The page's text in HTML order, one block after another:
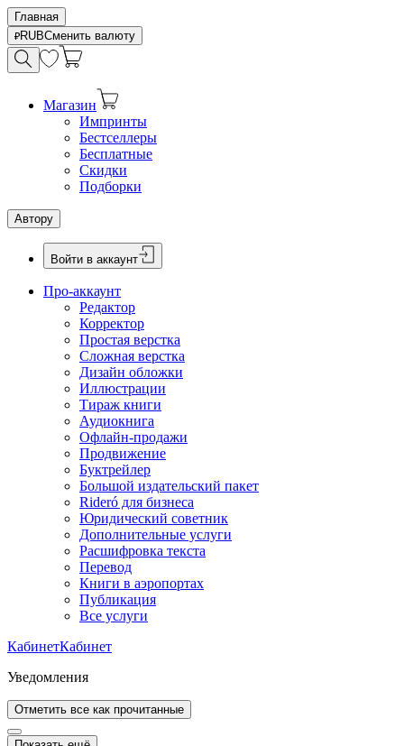
Главная
RUBСменить валюту
Магазин
Импринты
Бестселлеры
Бесплатные
Скидки
Подборки
Автору
Войти в аккаунт
Про-аккаунт
Редактор
Корректор
Простая верстка
Сложная верстка
Дизайн обложки
Иллюстрации
Тираж книги
Аудиокнига
Офлайн-продажи
Продвижение
Буктрейлер
Большой издательский пакет
Rideró для бизнеса
Юридический советник
Дополнительные услуги
Расшифровка текста
Перевод
Книги в аэропортах
Публикация
Все услуги
КабинетКабинет
Уведомления
Отметить все как прочитанные